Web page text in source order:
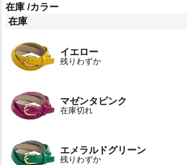
在庫 カラー
在庫
イエロー
残りわずか
マゼンタピンク
在庫切れ
エメラルドグリーン
残りわずか